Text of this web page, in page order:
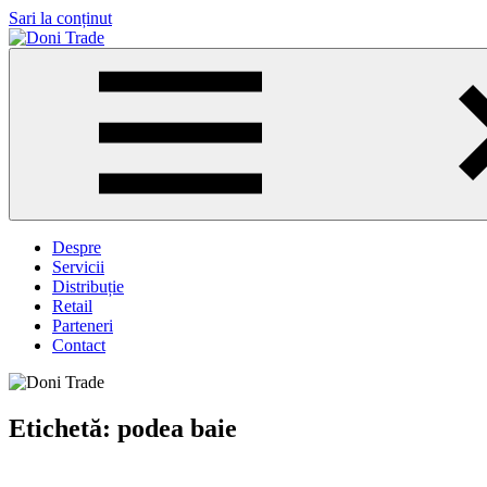
Sari la conținut
Despre
Servicii
Distribuție
Retail
Parteneri
Contact
Etichetă: podea baie